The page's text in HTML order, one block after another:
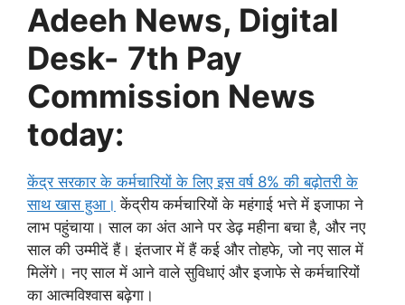
Adeeh News, Digital
Desk- 7th Pay
Commission News
today:
केंद्र सरकार के कर्मचारियों के लिए इस वर्ष 8% की बढ़ोतरी के
साथ खास हुआ। केंद्रीय कर्मचारियों के महंगाई भत्ते में इजाफा ने
लाभ पहुंचाया। साल का अंत आने पर डेढ़ महीना बचा है, और नए
साल की उम्मीदें हैं। इंतजार में हैं कई और तोहफे, जो नए साल में
मिलेंगे। नए साल में आने वाले सुविधाएं और इजाफे से कर्मचारियों
का आत्मविश्वास बढ़ेगा।